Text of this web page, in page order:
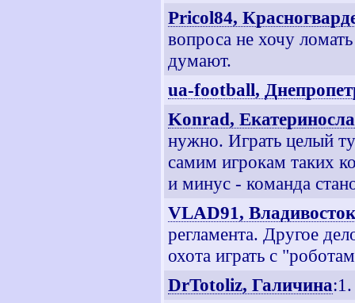
Pricol84,
вопроса не хочу
думают.
ua-football,
Konrad,
нужно. Играть целый
самим игрокам таких
и минус - команда
VLAD91, Владивосток
регламента. Другое
охота играть с
DrTotoliz, Галичина